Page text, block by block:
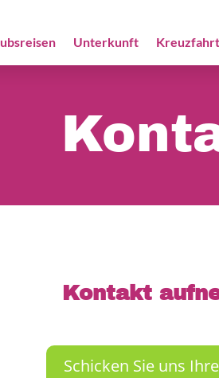
Unterkunft Kreuzfahrt
Kontakt
Schicken Sie uns